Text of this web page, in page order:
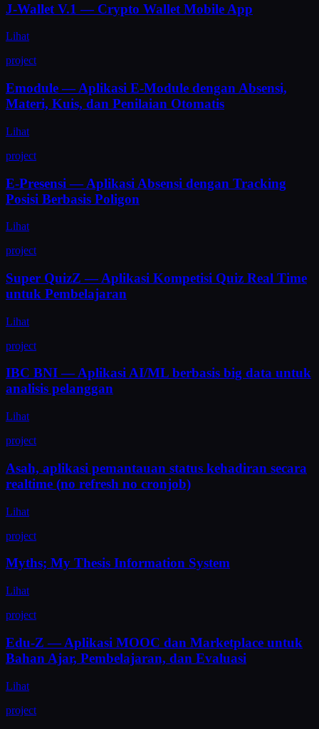
J-Wallet V.1 — Crypto Wallet Mobile App
Lihat
project
Emodule — Aplikasi E-Module dengan Absensi,
Materi, Kuis, dan Penilaian Otomatis
Lihat
project
E-Presensi — Aplikasi Absensi dengan Tracking
Posisi Berbasis Poligon
Lihat
project
Super QuizZ — Aplikasi Kompetisi Quiz Real Time
untuk Pembelajaran
Lihat
project
IBC BNI — Aplikasi AI/ML berbasis big data untuk
analisis pelanggan
Lihat
project
Asah, aplikasi pemantauan status kehadiran secara
realtime (no refresh no cronjob)
Lihat
project
Myths; My Thesis Information System
Lihat
project
Edu-Z — Aplikasi MOOC dan Marketplace untuk
Bahan Ajar, Pembelajaran, dan Evaluasi
Lihat
project